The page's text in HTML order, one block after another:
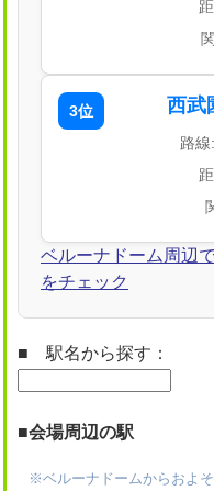
3位 西武
路
ベルーナドーム周辺
をチェック
■ 駅名から探す：
■会場周辺の駅
※ベルーナドームからおよそ